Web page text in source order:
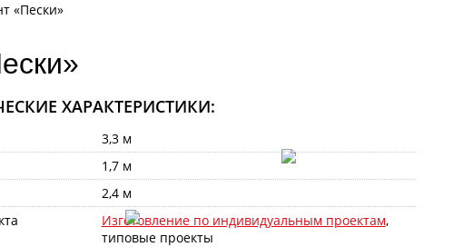
«Пески»
ХАРАКТЕРИСТИКИ:
3,3 м
1,7 м
2,4 м
Изготовление по индивидуальным проектам,
типовые проекты